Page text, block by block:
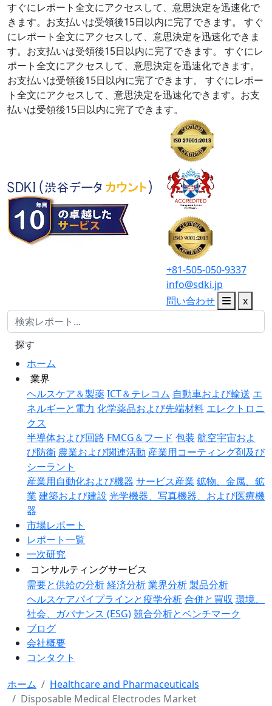
すぐにレポート全文にアクセスして、意思決定を迅速化で
きます。お支払いは受領後15日以内に完了できます。
すぐ
にレポート全文にアクセスして、意思決定を迅速化できま
す。お支払いは受領後15日以内に完了できます。
すぐにレ
ポート全文にアクセスして、意思決定を迅速化できます。
お支払いは受領後15日以内に完了できます。
すぐにレポー
ト全文にアクセスして、意思決定を迅速化できます。お支
払いは受領後15日以内に完了できます。
+81-505-050-9337
info@sdki.jp
問い合わせ
x
ホーム
業界
ヘルスケア＆製薬ICT＆テレコム 自動車および輸送 エ
ネルギーと電力 化学薬品および先端材料 エレクトロニ
クス
半導体および回路 FMCG＆フード 包装 航空宇宙およ
び防衛 農業および関連活動 産業用コーティング剤及び
シーラント
産業用自動化および機器 サービス産業 鉱物、金属、鉱
業 建築および建設 光学機器、写真機器、および医療機
器
市場レポート
レポート一覧
一次研究
コンサルティングサービス
需要と供給の分析経済分析業界分析製品分析
ヘルスケアパイプラインと疫学分析合併と買収 環境、
社会、ガバナンス (ESG)競合分析とベンチマーク
ブログ
会社概要
コンタクト
探す
ホーム
Healthcare and Pharmaceuticals
Disposable Medical Electrodes Market